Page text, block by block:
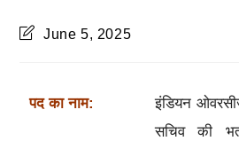
June 5, 2025
पद का नाम:
इंडियन
सचिव की